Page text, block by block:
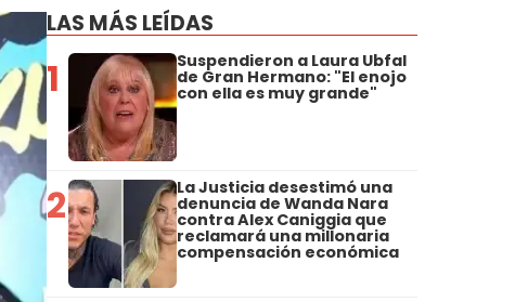
LAS MÁS LEÍDAS
1 Suspendieron a Laura Ubfal
de Gran Hermano: "El enojo
con ella es muy grande"
2 La Justicia desestimó una
denuncia de Wanda Nara
contra Alex Caniggia que
reclamará una millonaria
compensación económica